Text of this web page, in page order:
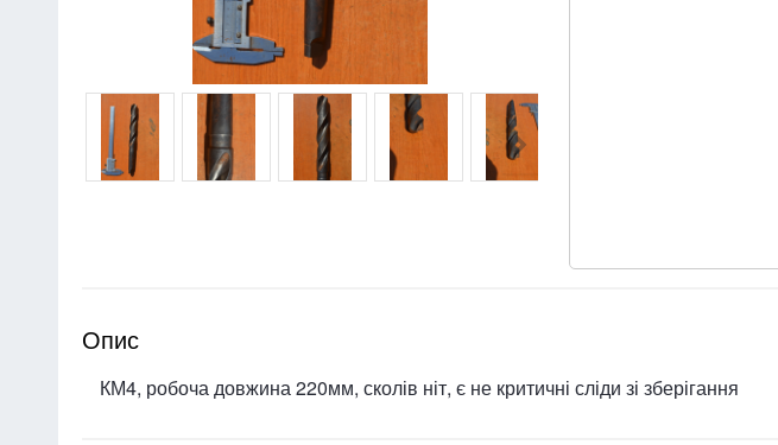
Опис
КМ4, робоча довжина 220мм, сколів ніт, є не критичні сліди зі зберігання